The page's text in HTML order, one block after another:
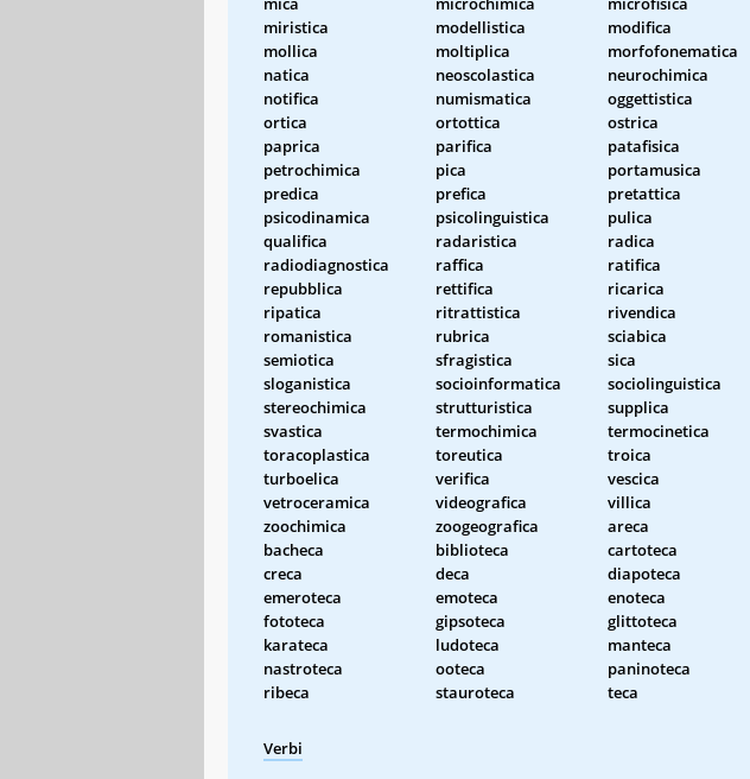
miristica
modellistica modifica
mollica
moltiplica morfofonematica
natica
neoscolastica neurochimica
notifica
numismatica oggettistica
ortica
ortottica ostrica
paprica
parifica patafisica
petrochimica
pica portamusica
predica
prefica pretattica
psicodinamica
psicolinguistica pulica
qualifica
radaristica radica
radiodiagnostica
raffica ratifica
repubblica
rettifica ricarica
ripatica
ritrattistica rivendica
romanistica
rubrica sciabica
semiotica
sfragistica sica
sloganistica
socioinformatica sociolinguistica
stereochimica
strutturistica supplica
svastica
termochimica termocinetica
toracoplastica
toreutica troica
turboelica
verifica vescica
vetroceramica
videografica villica
zoochimica
zoogeografica areca
bacheca
biblioteca cartoteca
creca
deca diapoteca
emeroteca
emoteca enoteca
fototeca
gipsoteca glittoteca
karateca
ludoteca manteca
nastroteca
ooteca paninoteca
ribeca
stauroteca teca
Verbi